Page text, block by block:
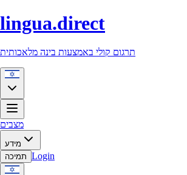
lingua.direct
תרגום קולי באמצעות בינה מלאכותית
מצבים
מידע
תמיכה Login